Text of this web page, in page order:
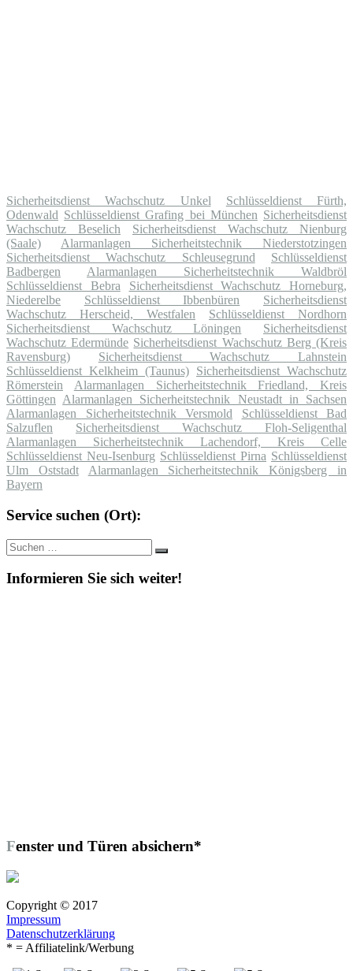
Sicherheitsdienst Wachschutz Unkel
Schlüsseldienst Fürth,
Odenwald Schlüsseldienst Grafing bei München Sicherheitsdienst
Wachschutz Beselich
Sicherheitsdienst Wachschutz Nienburg
(Saale)
Alarmanlagen Sicherheitstechnik Niederstotzingen
Sicherheitsdienst Wachschutz Schleusegrund
Schlüsseldienst
Badbergen
Alarmanlagen Sicherheitstechnik Waldbröl
Schlüsseldienst Bebra
Sicherheitsdienst Wachschutz Horneburg,
Niederelbe
Schlüsseldienst Ibbenbüren
Sicherheitsdienst
Wachschutz Herscheid, Westfalen
Schlüsseldienst Nordhorn
Sicherheitsdienst Wachschutz Löningen
Sicherheitsdienst
Wachschutz Edermünde Sicherheitsdienst Wachschutz Berg (Kreis
Ravensburg)
Sicherheitsdienst Wachschutz Lahnstein
Schlüsseldienst Kelkheim (Taunus) Sicherheitsdienst Wachschutz
Römerstein
Alarmanlagen Sicherheitstechnik Friedland, Kreis
Göttingen Alarmanlagen Sicherheitstechnik Neustadt in Sachsen
Alarmanlagen Sicherheitstechnik Versmold
Schlüsseldienst Bad
Salzuflen
Sicherheitsdienst Wachschutz Floh-Seligenthal
Alarmanlagen Sicherheitstechnik Lachendorf, Kreis Celle
Schlüsseldienst Neu-Isenburg Schlüsseldienst Pirna Schlüsseldienst
Ulm Oststadt
Alarmanlagen Sicherheitstechnik Königsberg in
Bayern
Service suchen (Ort):
Suche
nach:
Suchen
Informieren Sie sich weiter!
Fenster und Türen absichern*
Copyright © 2017
Impressum
Datenschutzerklärung
* = Affiliatelink/Werbung